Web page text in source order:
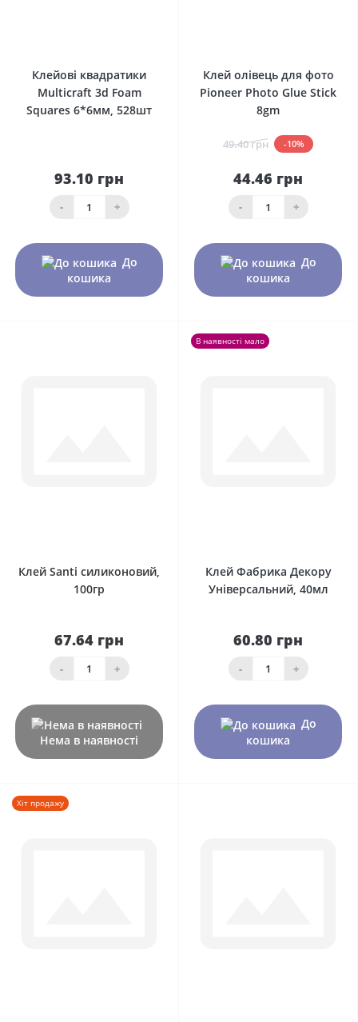
Клейові квадратики
Multicraft 3d Foam
Squares 6*6мм, 528шт
93.10 грн
- +
До
кошика
Клей олівець для фото
Pioneer Photo Glue Stick
8gm
49.40 грн -10%
44.46 грн
- +
До
кошика
Клей Santi силиконовий,
100гр
67.64 грн
- +
Нема в наявності
В наявності мало
Клей Фабрика Декору
Універсальний, 40мл
60.80 грн
- +
До
кошика
Хіт продажу